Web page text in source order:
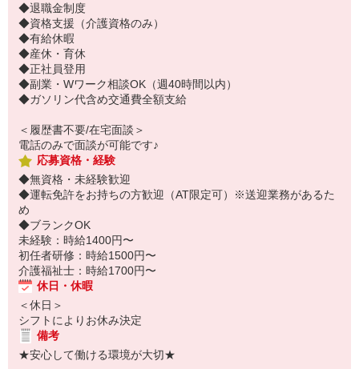
◆退職金制度
◆資格支援（介護資格のみ）
◆有給休暇
◆産休・育休
◆正社員登用
◆副業・Wワーク相談OK（週40時間以内）
◆ガソリン代含め交通費全額支給
＜履歴書不要/在宅面談＞
電話のみで面談が可能です♪
応募資格・経験
◆無資格・未経験歓迎
◆運転免許をお持ちの方歓迎（AT限定可）※送迎業務があるた
め
◆ブランクOK
未経験：時給1400円〜
初任者研修：時給1500円〜
介護福祉士：時給1700円〜
休日・休暇
＜休日＞
シフトによりお休み決定
備考
★安心して働ける環境が大切★